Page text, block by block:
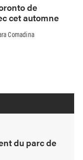
de
cet automne
Comadina
du parc de